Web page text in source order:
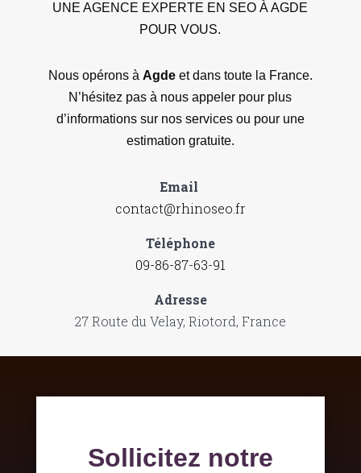
UNE AGENCE EXPERTE EN SEO À AGDE
POUR VOUS.
Nous opérons à Agdeet dans toute la France.
N’hésitez pas à nous appeler pour plus
d’informations sur nos services ou pour une
estimation gratuite.
Email
contact@rhinoseo.fr
Téléphone
09-86-87-63-91
Adresse
27 Route du Velay, Riotord, France
Sollicitez notre